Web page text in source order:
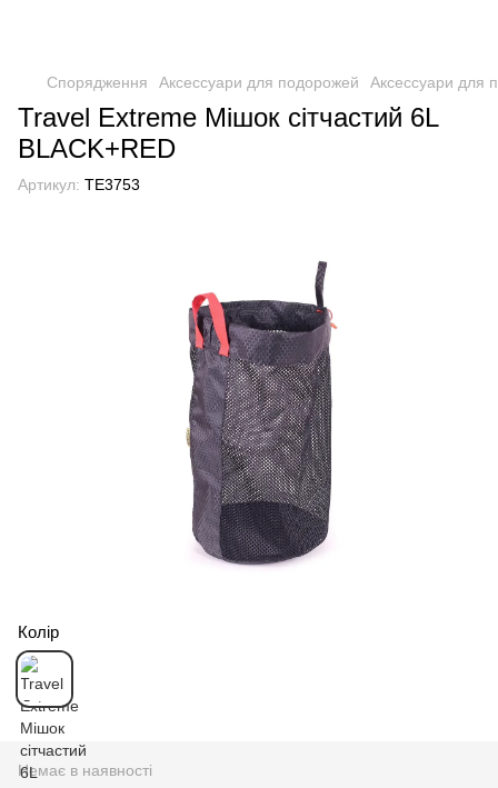
Спорядження Аксессуари для подорожей Аксессуари для
Travel Extreme Мішок сітчастий 6L
BLACK+RED
Артикул: TE3753
Колір
Немає в наявності